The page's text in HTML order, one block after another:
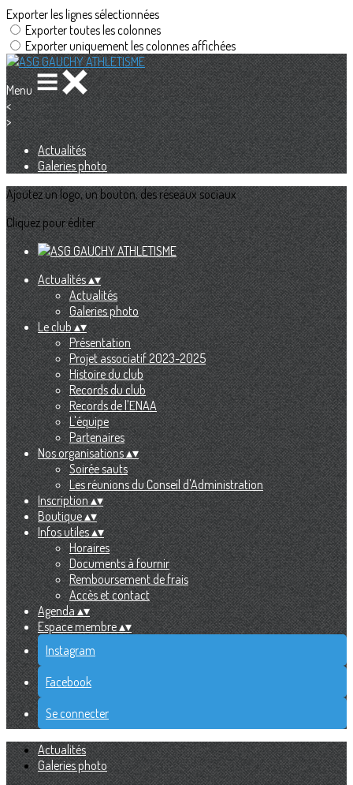
Exporter les lignes sélectionnées
Exporter toutes les colonnes
Exporter uniquement les colonnes affichées
Menu
<
>
Actualités
Galeries photo
Ajoutez un logo, un bouton, des réseaux sociaux
Cliquez pour éditer
Actualités▴▾
Actualités
Galeries photo
Le club▴▾
Présentation
Projet associatif 2023-2025
Histoire du club
Records du club
Records de l'ENAA
L'équipe
Partenaires
Nos organisations▴▾
Soirée sauts
Les réunions du Conseil d'Administration
Inscription▴▾
Boutique▴▾
Infos utiles▴▾
Horaires
Documents à fournir
Remboursement de frais
Accès et contact
Agenda▴▾
Espace membre▴▾
Instagram
Facebook
Se connecter
Actualités
Galeries photo